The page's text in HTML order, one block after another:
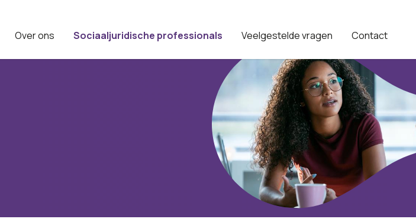
Over ons Sociaaljuridische professionals Veelgestelde vragen Contact